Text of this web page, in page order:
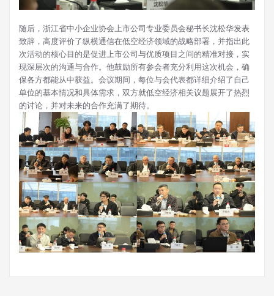
随后，浙江省中小企业协会上市公司专业委员会秘书长沈松华发表
致辞，高度评价了纵横通信在低空经济领域的战略部署，并指出此
次活动的核心目的是促进上市公司与优质项目之间的精准对接，实
现深层次的沟通与合作。他鼓励所有参会者充分利用这次机会，确
保各方都能从中获益。会议期间，每位与会代表都详细介绍了自己
单位的基本情况和具体需求，双方就低空经济相关议题展开了热烈
的讨论，并对未来的合作充满了期待。